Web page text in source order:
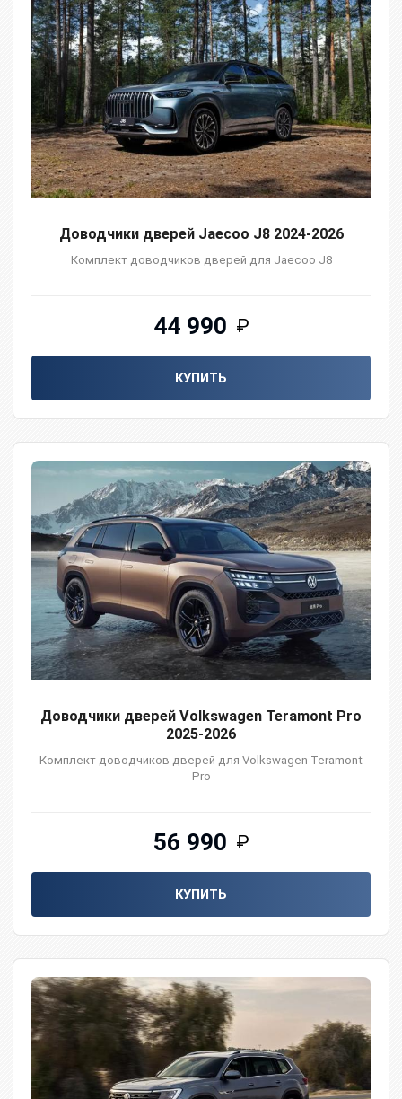
Доводчики дверей Jaecoo J8 2024-2026
Комплект доводчиков дверей для Jaecoo J8
44 990 ₽
КУПИТЬ
Доводчики дверей Volkswagen Teramont Pro
2025-2026
Комплект доводчиков дверей для Volkswagen Teramont
Pro
56 990 ₽
КУПИТЬ